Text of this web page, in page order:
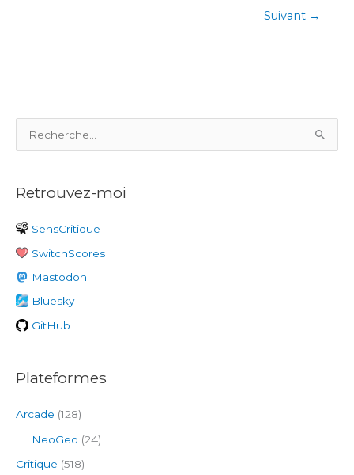
Suivant →
e
h
r
c
h
e
r
Retrouvez-moi
SensCritique
SwitchScores
Mastodon
Bluesky
GitHub
Plateformes
Arcade (128)
NeoGeo (24)
Critique (518)